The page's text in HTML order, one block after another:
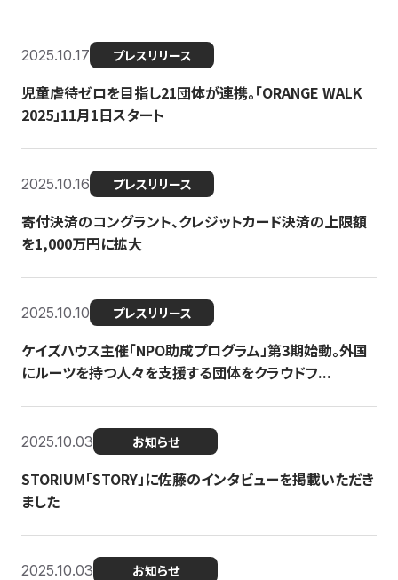
2025.10.17 プレスリリース
児童虐待ゼロを目指し21団体が連携。「ORANGE WALK
2025」11月1日スタート
2025.10.16 プレスリリース
寄付決済のコングラント、クレジットカード決済の上限額
を1,000万円に拡大
2025.10.10 プレスリリース
ケイズハウス主催「NPO助成プログラム」第3期始動。外国
にルーツを持つ人々を支援する団体をクラウドフ...
2025.10.03 お知らせ
STORIUM「STORY」に佐藤のインタビューを掲載いただき
ました
2025.10.03 お知らせ